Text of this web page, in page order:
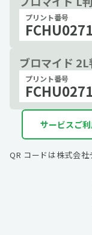
プリント番号
ブロマイド 2L
プリント番号
サービスご
QR コードは株式会社